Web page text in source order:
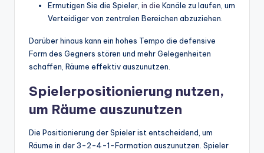
Ermutigen Sie die Spieler, in die Kanäle zu laufen, um
Verteidiger von zentralen Bereichen abzuziehen.
Darüber hinaus kann ein hohes Tempo die defensive
Form des Gegners stören und mehr Gelegenheiten
schaffen, Räume effektiv auszunutzen.
Spielerpositionierung nutzen,
um Räume auszunutzen
Die Positionierung der Spieler ist entscheidend, um
Räume in der 3-2-4-1-Formation auszunutzen. Spieler